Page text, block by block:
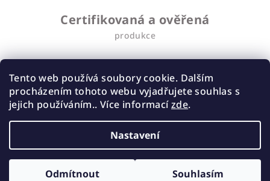
Tento web používá soubory cookie. Dalším
procházením tohoto webu vyjadřujete souhlas s
jejich používáním.. Více informacízde.
Nastavení
Odmítnout Souhlasím
Certifikovaná a ověřená
produkce
Přes 3000
výdejních míst
Copyright 2026Eletaskin. Všechna práva vyhrazena.